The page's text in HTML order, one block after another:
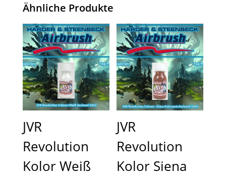
Ähnliche Produkte
JVR
Revolution
Kolor Weiß
JVR
Revolution
Kolor Siena